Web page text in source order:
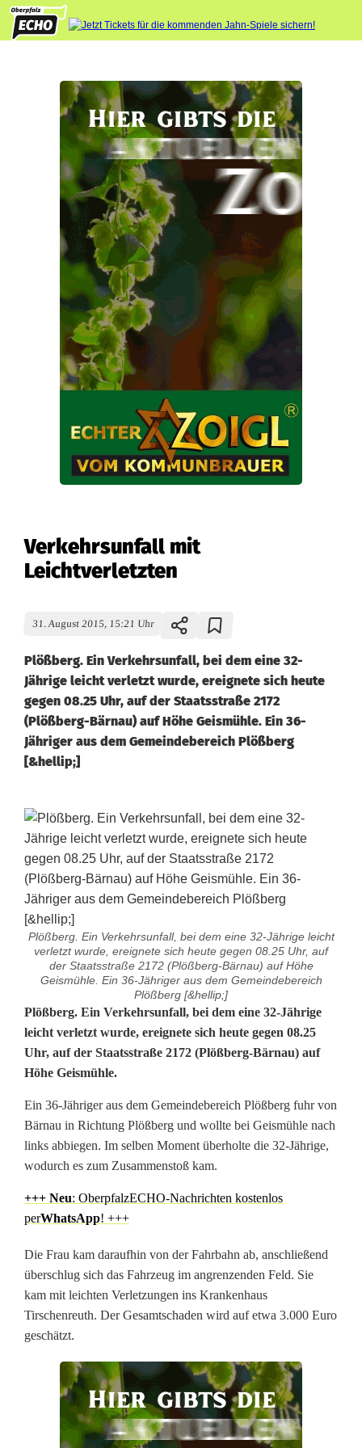
Verkehrsunfall mit
Leichtverletzten
31. August 2015, 15:21 Uhr
Plößberg. Ein Verkehrsunfall, bei dem eine 32-
Jährige leicht verletzt wurde, ereignete sich heute
gegen 08.25 Uhr, auf der Staatsstraße 2172
(Plößberg-Bärnau) auf Höhe Geismühle. Ein 36-
Jähriger aus dem Gemeindebereich Plößberg
[&hellip;]
Plößberg. Ein Verkehrsunfall, bei dem eine 32-Jährige leicht
verletzt wurde, ereignete sich heute gegen 08.25 Uhr, auf
der Staatsstraße 2172 (Plößberg-Bärnau) auf Höhe
Geismühle. Ein 36-Jähriger aus dem Gemeindebereich
Plößberg [&hellip;]
V
e
r
k
e
h
r
s
u
n
f
Plößberg. Ein Verkehrsunfall, bei dem eine 32-Jährige
leicht verletzt wurde, ereignete sich heute gegen 08.25
Uhr, auf der Staatsstraße 2172 (Plößberg-Bärnau) auf
Höhe Geismühle.
Ein 36-Jähriger aus dem Gemeindebereich Plößberg fuhr von
Bärnau in Richtung Plößberg und wollte bei Geismühle nach
links abbiegen. Im selben Moment überholte die 32-Jährige,
wodurch es zum Zusammenstoß kam.
+++ Neu: OberpfalzECHO-Nachrichten kostenlos
perWhatsApp! +++
Die Frau kam daraufhin von der Fahrbahn ab, anschließend
überschlug sich das Fahrzeug im angrenzenden Feld. Sie
kam mit leichten Verletzungen ins Krankenhaus
Tirschenreuth. Der Gesamtschaden wird auf etwa 3.000 Euro
geschätzt.